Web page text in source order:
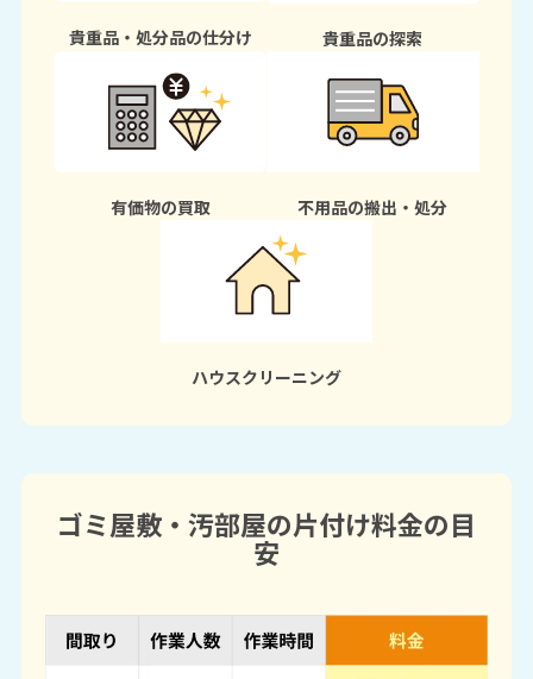
貴重品・処分品の仕分け 貴重品の探索
有価物の買取 不用品の搬出・処分
ハウスクリーニング
ゴミ屋敷・汚部屋の片付け料金の目
安